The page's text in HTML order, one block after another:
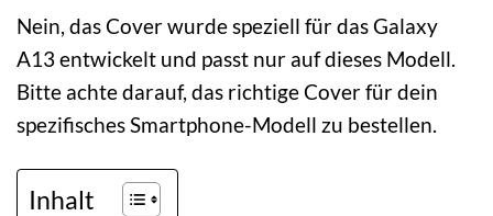
Nein, das Cover wurde speziell für das Galaxy
A13 entwickelt und passt nur auf dieses Modell.
Bitte achte darauf, das richtige Cover für dein
spezifisches Smartphone-Modell zu bestellen.
Inhalt